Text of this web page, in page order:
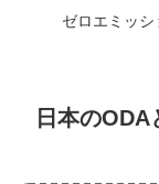
ゼロエミッシ
日本の